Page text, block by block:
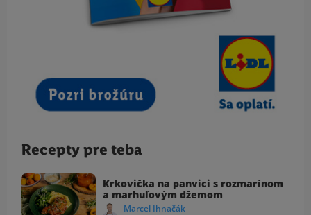
Recepty pre teba
Krkovička na panvici s rozmarínom
a marhuľovým džemom
Marcel Ihnačák